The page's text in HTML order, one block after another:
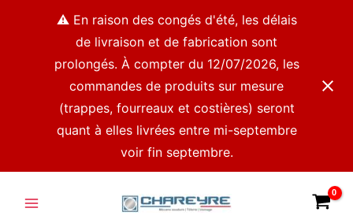
⚠️ En raison des congés d'été, les délais
de livraison et de fabrication sont
prolongés. À compter du 12/07/2026, les
commandes de produits sur mesure
(trappes, fourreaux et costières) seront
quant à elles livrées entre mi-septembre
voir fin septembre.